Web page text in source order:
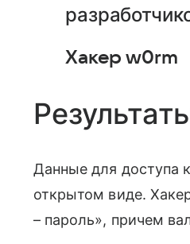
Хакер w0rm
Данные для доступа
открытом виде.
– пароль», причем